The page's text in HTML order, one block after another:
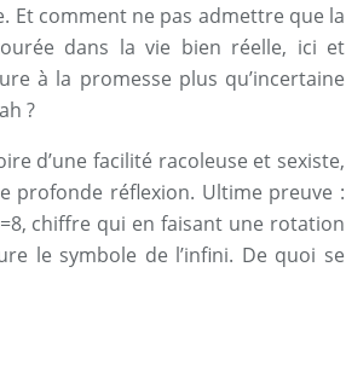
Et comment ne pas admettre que la
dans la vie bien réelle, ici et
à la promesse plus qu’incertaine
?
d’une facilité racoleuse et sexiste,
profonde réflexion. Ultime preuve :
chiffre qui en faisant une rotation
le symbole de l’infini. De quoi se